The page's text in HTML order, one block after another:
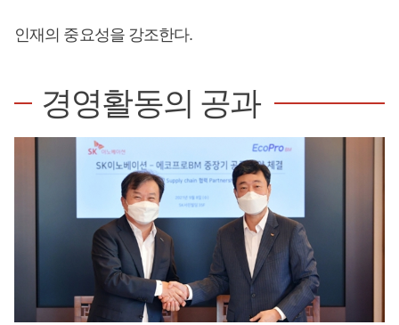
인재의 중요성을 강조한다.
경영활동의 공과